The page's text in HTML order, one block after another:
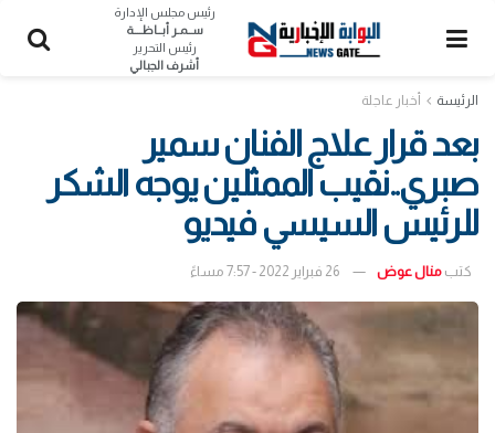
رئيس مجلس الإدارة
ســمـر أبــاظــــة
رئيس التحرير
أشرف الجبالي
الرئيسة أخبار عاجلة
بعد قرار علاج الفنان سمير
صبري..نقيب الممثلين يوجه الشكر
للرئيس السيسي فيديو
كتب منال عوض 26 فبراير 2022 - 7:57 مساءً